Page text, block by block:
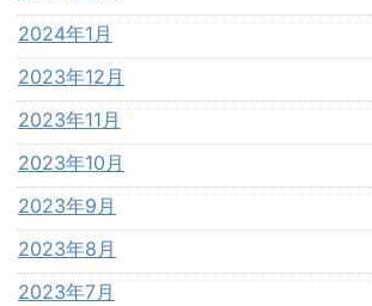
2024年1月
2023年12月
2023年11月
2023年10月
2023年9月
2023年8月
2023年7月